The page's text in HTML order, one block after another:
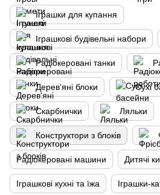
Іграшки для купання
Іграшкові будівельні набори
Радіокеровані танки
Дерев'яні блоки Сухі
Скарбнички Ляльки
Конструктори з блоків
Радіокеровані машини Дитячі
Іграшкові кухні та їжа Іграшки-